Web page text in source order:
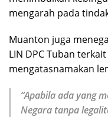
mengarah pada
Muanton juga
LIN DPC Tuban
mengatasnamakan
“Apabila ada yang
Negara tanpa